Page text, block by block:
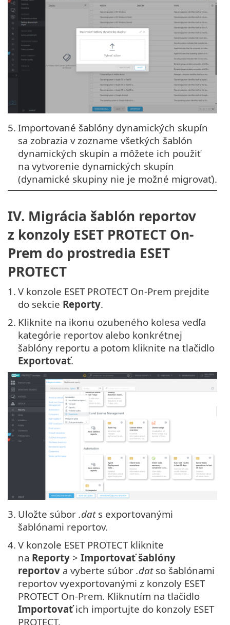
5. Importované šablóny dynamických skupín
sa zobrazia v zozname všetkých šablón
dynamických skupín a môžete ich použiť
na vytvorenie dynamických skupín
(dynamické skupiny nie je možné migrovať).
IV. Migrácia šablón reportov
z konzoly ESET PROTECT On-
Prem do prostredia ESET
PROTECT
1. V konzole ESET PROTECT On-Prem prejdite
do sekcie Reporty.
2. Kliknite na ikonu ozubeného kolesa vedľa
kategórie reportov alebo konkrétnej
šablóny reportu a potom kliknite na tlačidlo
Exportovať.
3. Uložte súbor .dats exportovanými
šablónami reportov.
4. V konzole ESET PROTECT kliknite
na Reporty > Importovať šablóny
reportov a vyberte súbor .datso šablónami
reportov vyexportovanými z konzoly ESET
PROTECT On-Prem. Kliknutím na tlačidlo
Importovaťich importujte do konzoly ESET
PROTECT.